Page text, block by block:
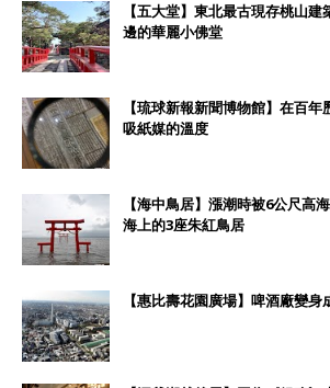
【五大堂】東北最古現存桃山
邊的華麗小佛堂
【琉球新報新聞博物館】在百
吸紙媒的溫度
【海中鳥居】漲潮時被6公尺
海上的3座朱紅鳥居
【惠比壽花園廣場】啤酒廠變身